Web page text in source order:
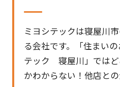
ミヨシテックは寝屋川
る会社です。「住まい
テック 寝屋川」ではど
かわからない！他店と